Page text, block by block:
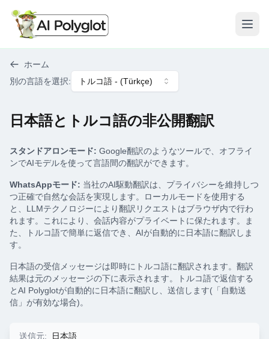
メニ
ホーム
別の言語を選択: トルコ語 - (Türkçe)
日本語とトルコ語の非公開翻訳
スタンドアロンモード: Google翻訳のようなツールで、オフライ
ンでAIモデルを使って言語間の翻訳ができます。
WhatsAppモード: 当社のAI駆動翻訳は、プライバシーを維持しつ
つ正確で自然な会話を実現します。ローカルモードを使用する
と、LLMテクノロジーにより翻訳リクエストはブラウザ内で行わ
れます。これにより、会話内容がプライベートに保たれます。ま
た、トルコ語で簡単に返信でき、AIが自動的に日本語に翻訳しま
す。
日本語の受信メッセージは即時にトルコ語に翻訳されます。翻訳
結果は元のメッセージの下に表示されます。トルコ語で返信する
とAI Polyglotが自動的に日本語に翻訳し、送信します(「自動送
信」が有効な場合)。
送信元:
日本語